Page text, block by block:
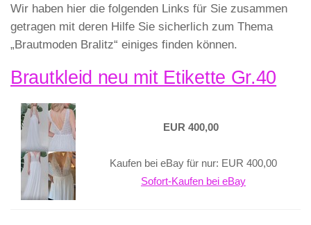
Wir haben hier die folgenden Links für Sie zusammen
getragen mit deren Hilfe Sie sicherlich zum Thema
„Brautmoden Bralitz“ einiges finden können.
Brautkleid neu mit Etikette Gr.40
EUR 400,00
Kaufen bei eBay für nur: EUR 400,00
Sofort-Kaufen bei eBay